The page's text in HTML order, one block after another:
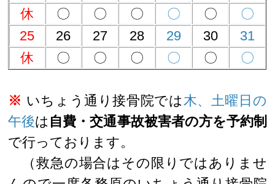
休
〇 〇 〇 〇 〇
〇
25
26 27 28 29 30
31
休
〇 〇 〇 〇 〇 〇
※ いちょう通り接骨院では 木、土曜日の
午後は 自費・交通事故被害者の方を予約制
で行っております。
（救急の場合はその限りではありませ